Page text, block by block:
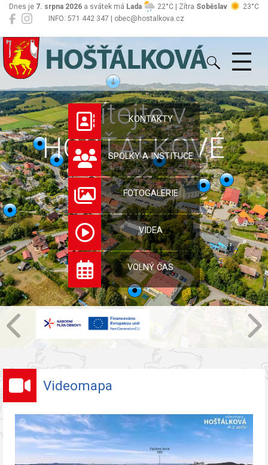
INFO: 571 442 347 | obec@hostalkova.cz
Dnes je 7. srpna 2026 a svátek má Lada 22°C | Zítra Soběslav 23°C
Hošťálková
Vítejte v
HOŠŤÁLKOVÉ
KONTAKTY
SPOLKY A INSTITUCE
FOTOGALERIE
VIDEA
VOLNÝ ČAS
Videomapa